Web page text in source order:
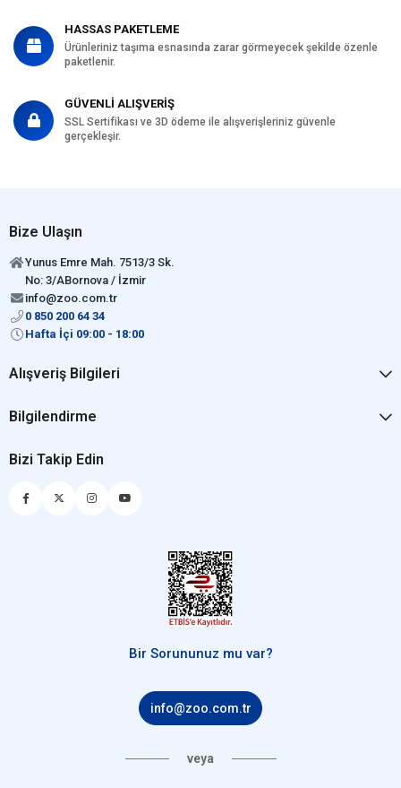
HASSAS PAKETLEME
Ürünleriniz taşıma esnasında zarar görmeyecek şekilde özenle
paketlenir.
GÜVENLİ ALIŞVERİŞ
SSL Sertifikası ve 3D ödeme ile alışverişleriniz güvenle
gerçekleşir.
Bize Ulaşın
Yunus Emre Mah. 7513/3 Sk.
No: 3/ABornova / İzmir
info@zoo.com.tr
0 850 200 64 34
Hafta İçi 09:00 - 18:00
Alışveriş Bilgileri
Bilgilendirme
Bizi Takip Edin
Bir Sorununuz mu var?
info@zoo.com.tr
veya